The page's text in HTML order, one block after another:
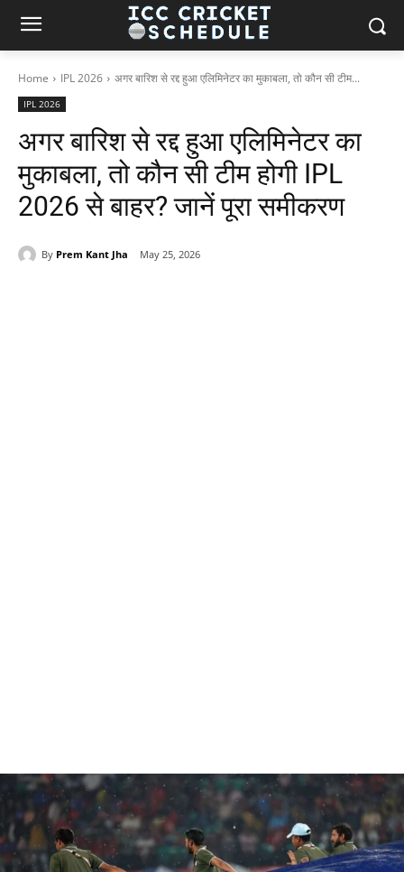
Home IPL 2026 अगर बारिश से रद्द हुआ एलिमिनेटर का मुकाबला, तो कौन सी टीम...
IPL 2026
अगर बारिश से रद्द हुआ एलिमिनेटर का
मुकाबला, तो कौन सी टीम होगी IPL
2026 से बाहर? जानें पूरा समीकरण
By Prem Kant Jha May 25, 2026